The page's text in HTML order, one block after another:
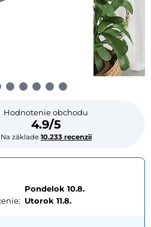
Hodnotenie obchodu
4.9/5
Na základe 10.233 recenzií
Pondelok 10.8.
Utorok 11.8.